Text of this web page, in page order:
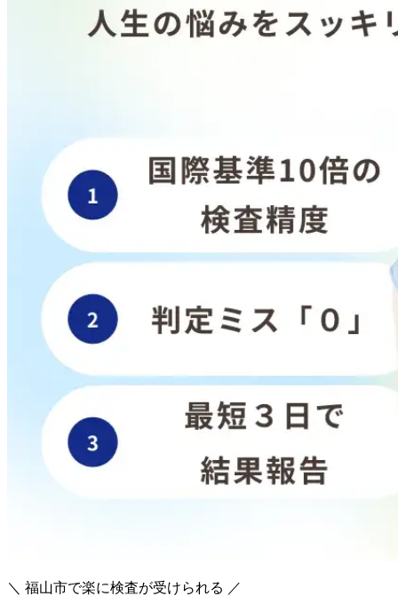
＼ 福山市で楽に検査が受けられる ／